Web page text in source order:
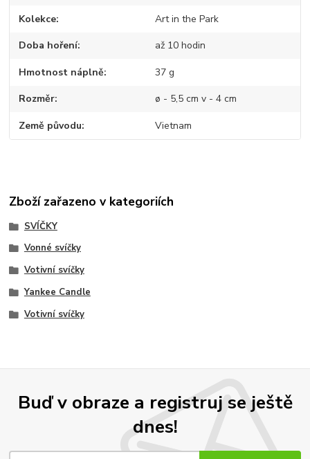
Kolekce Art in the Park
Doba hoření až 10 hodin
Hmotnost náplně 37 g
Rozměr ø - 5,5 cm v - 4 cm
Země původu Vietnam
Zboží zařazeno v kategoriích
SVÍČKY
Vonné svíčky
Votivní svíčky
Yankee Candle
Votivní svíčky
Buď v obraze a registruj se ještě
dnes!